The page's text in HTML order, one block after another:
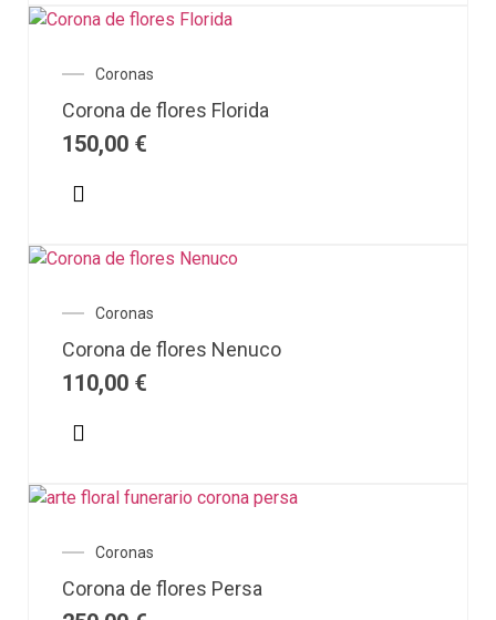
Coronas
Corona de flores Florida
150,00 €
Coronas
Corona de flores Nenuco
110,00 €
Coronas
Corona de flores Persa